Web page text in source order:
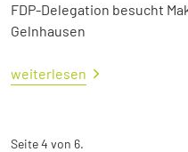
FDP-Delegation besucht
Gelnhausen
weiterlesen
Seite 4 von 6.